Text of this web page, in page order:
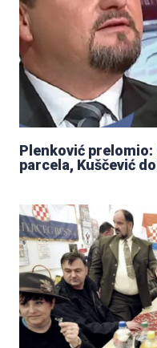
Plenković
parcela, Kuščević